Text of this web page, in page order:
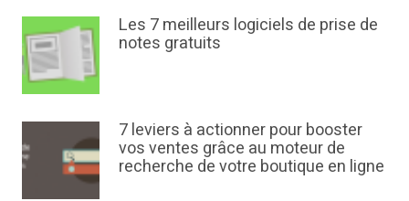
Les 7 meilleurs logiciels de prise de
notes gratuits
7 leviers à actionner pour booster
vos ventes grâce au moteur de
recherche de votre boutique en ligne